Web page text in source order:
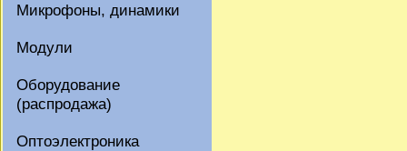
Микрофоны, динамики
Модули
Оборудование
(распродажа)
Оптоэлектроника